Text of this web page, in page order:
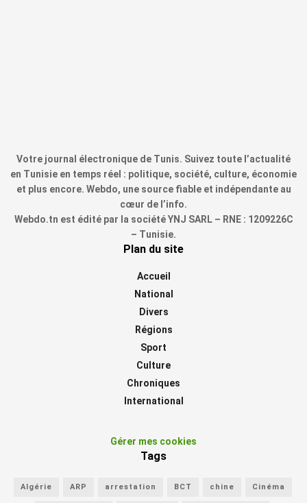
Votre journal électronique de Tunis. Suivez toute l’actualité
en Tunisie en temps réel : politique, société, culture, économie
et plus encore. Webdo, une source fiable et indépendante au
cœur de l’info.
Webdo.tn est édité par la société YNJ SARL – RNE : 1209226C
– Tunisie.
Plan du site
Accueil
National
Divers
Régions
Sport
Culture
Chroniques
International
Gérer mes cookies
Tags
Algérie ARP arrestation BCT chine Cinéma